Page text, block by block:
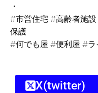
・
#市営住宅 #高齢者施
保護
#何でも屋 #便利屋 #
X(twitter)